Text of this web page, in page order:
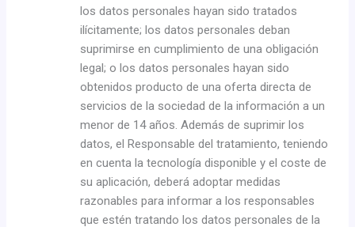
los datos personales hayan sido tratados
ilícitamente; los datos personales deban
suprimirse en cumplimiento de una obligación
legal; o los datos personales hayan sido
obtenidos producto de una oferta directa de
servicios de la sociedad de la información a un
menor de 14 años. Además de suprimir los
datos, el Responsable del tratamiento, teniendo
en cuenta la tecnología disponible y el coste de
su aplicación, deberá adoptar medidas
razonables para informar a los responsables
que estén tratando los datos personales de la